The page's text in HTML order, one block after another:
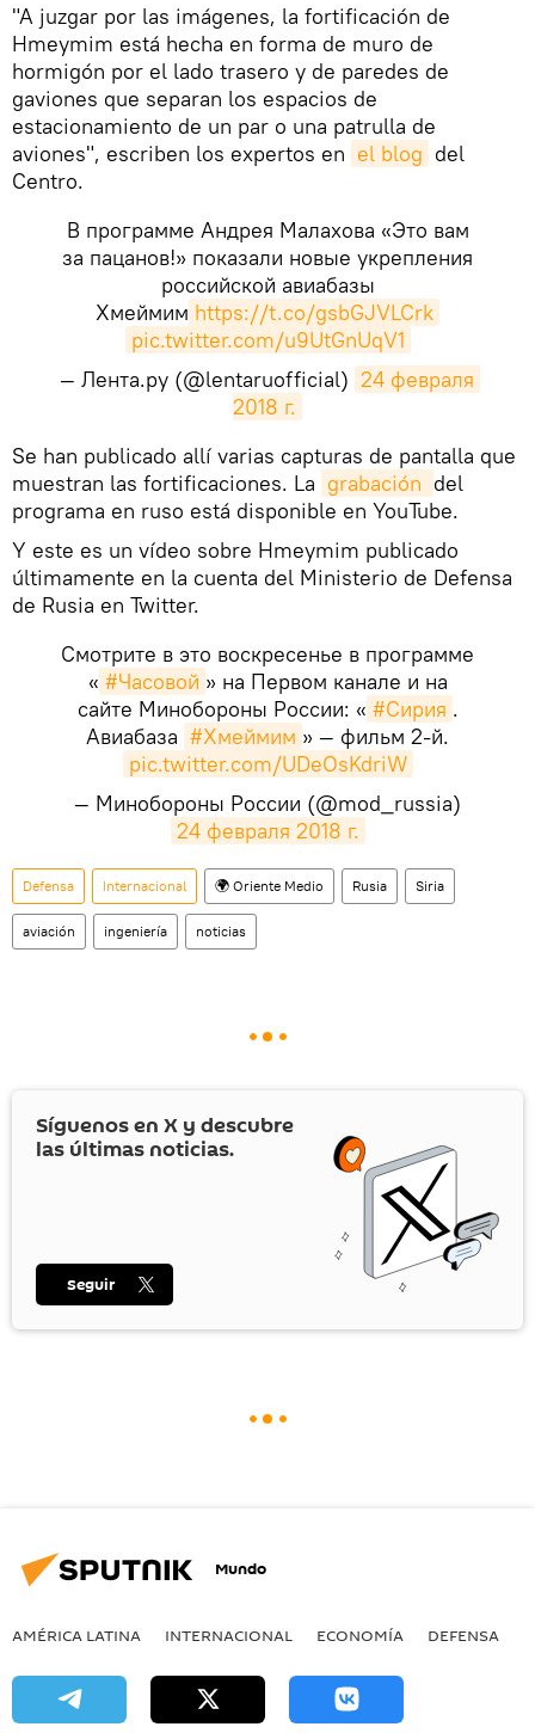
"A juzgar por las imágenes, la fortificación de
Hmeymim está hecha en forma de muro de
hormigón por el lado trasero y de paredes de
gaviones que separan los espacios de
estacionamiento de un par o una patrulla de
aviones", escriben los expertos en el blog del
Centro.
В программе Андрея Малахова «Это вам
за пацанов!» показали новые укрепления
российской авиабазы
Хмеймим https://t.co/gsbGJVLCrk
pic.twitter.com/u9UtGnUqV1
— Лента.ру (@lentaruofficial) 24 февраля
2018 г.
​Se han publicado allí varias capturas de pantalla que
muestran las fortificaciones. La grabación del
programa en ruso está disponible en YouTube.
Y este es un vídeo sobre Hmeymim publicado
últimamente en la cuenta del Ministerio de Defensa
de Rusia en Twitter.
Смотрите в это воскресенье в программе
« #Часовой » на Первом канале и на
сайте Минобороны России: « #Сирия .
Авиабаза #Хмеймим » — фильм 2-й.
pic.twitter.com/UDeOsKdriW
— Минобороны России (@mod_russia)
24 февраля 2018 г.
Defensa Internacional 🌍 Oriente Medio Rusia Siria
aviación ingeniería noticias
Síguenos en X y descubre
las últimas noticias.
Seguir
Mundo
AMÉRICA LATINA INTERNACIONAL ECONOMÍA DEFENSA